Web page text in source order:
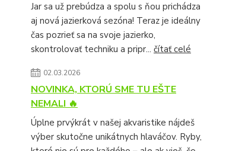
Jar sa už prebúdza a spolu s ňou prichádza
aj nová jazierková sezóna! Teraz je ideálny
čas pozrieť sa na svoje jazierko,
skontrolovať techniku a pripr... čítať celé
02.03.2026
NOVINKA, KTORÚ SME TU EŠTE
NEMALI 🔥
Úplne prvýkrát v našej akvaristike nájdeš
výber skutočne unikátnych hlaváčov. Ryby,